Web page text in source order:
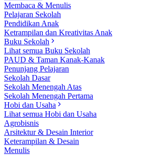
Membaca & Menulis
Pelajaran Sekolah
Pendidikan Anak
Ketrampilan dan Kreativitas Anak
Buku Sekolah
Lihat semua Buku Sekolah
PAUD & Taman Kanak-Kanak
Penunjang Pelajaran
Sekolah Dasar
Sekolah Menengah Atas
Sekolah Menengah Pertama
Hobi dan Usaha
Lihat semua Hobi dan Usaha
Agrobisnis
Arsitektur & Desain Interior
Keterampilan & Desain
Menulis